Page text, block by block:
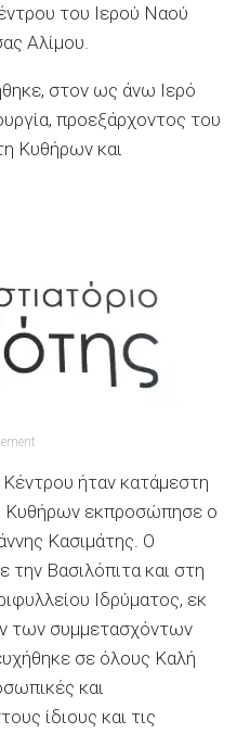
του Ιερού Ναού
Αλίμου.
στον ως άνω Ιερό
προεξάρχοντος του
Κυθήρων και
ήταν κατάμεστη
Κυθήρων εκπροσώπησε ο
Κασιμάτης . Ο
την Βασιλόπιτα και στη
Ιδρύματος, εκ
των συμμετασχόντων
σε όλους Καλή
και
ίδιους και τις